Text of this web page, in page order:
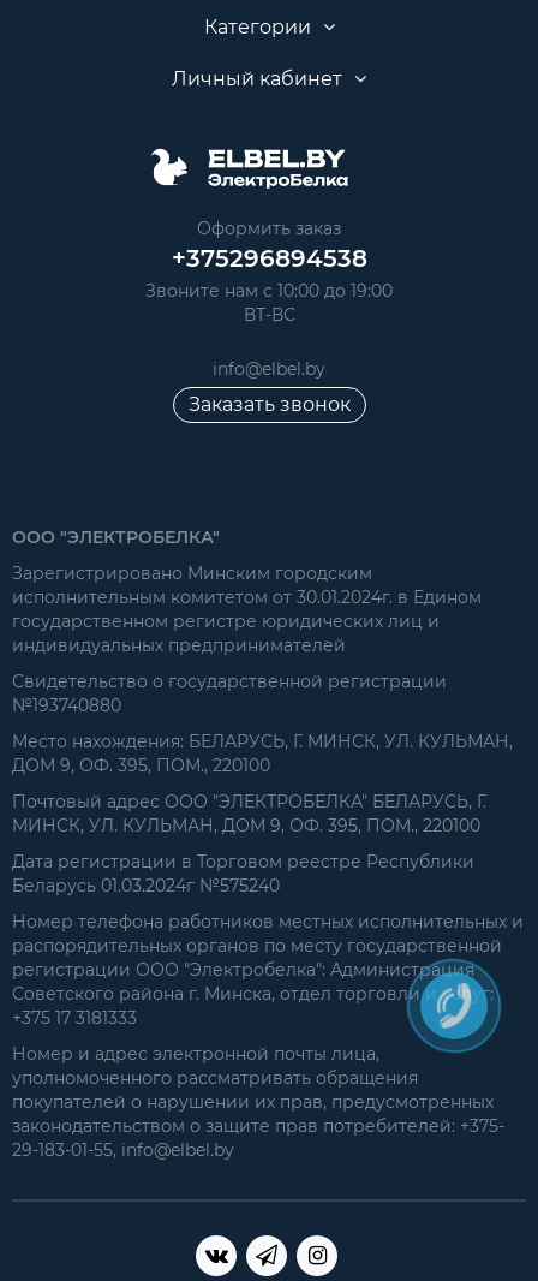
Категории
Личный кабинет
Оформить заказ
+375296894538
Звоните нам с 10:00 до 19:00
ВТ-ВС
info@elbel.by
Заказать звонок
ООО "ЭЛЕКТРОБЕЛКА"
Зарегистрировано Минским городским
исполнительным комитетом от 30.01.2024г. в Едином
государственном регистре юридических лиц и
индивидуальных предпринимателей
Свидетельство о государственной регистрации
№193740880
Место нахождения: БЕЛАРУСЬ, Г. МИНСК, УЛ. КУЛЬМАН,
ДОМ 9, ОФ. 395, ПОМ., 220100
Почтовый адрес ООО "ЭЛЕКТРОБЕЛКА" БЕЛАРУСЬ, Г.
МИНСК, УЛ. КУЛЬМАН, ДОМ 9, ОФ. 395, ПОМ., 220100
Дата регистрации в Торговом реестре Республики
Беларусь 01.03.2024г №575240
Номер телефона работников местных исполнительных и
распорядительных органов по месту государственной
регистрации ООО "Электробелка": Администрация
Советского района г. Минска, отдел торговли и услуг:
+375 17 3181333
Номер и адрес электронной почты лица,
уполномоченного рассматривать обращения
покупателей о нарушении их прав, предусмотренных
законодательством о защите прав потребителей: +375-
29-183-01-55, info@elbel.by